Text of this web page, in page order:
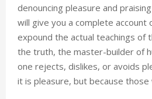
denouncing pleasure and
will give you a complete account
expound the actual teachings of
the truth, the master-builder of
one rejects, dislikes, or avoids
it is pleasure, but because those